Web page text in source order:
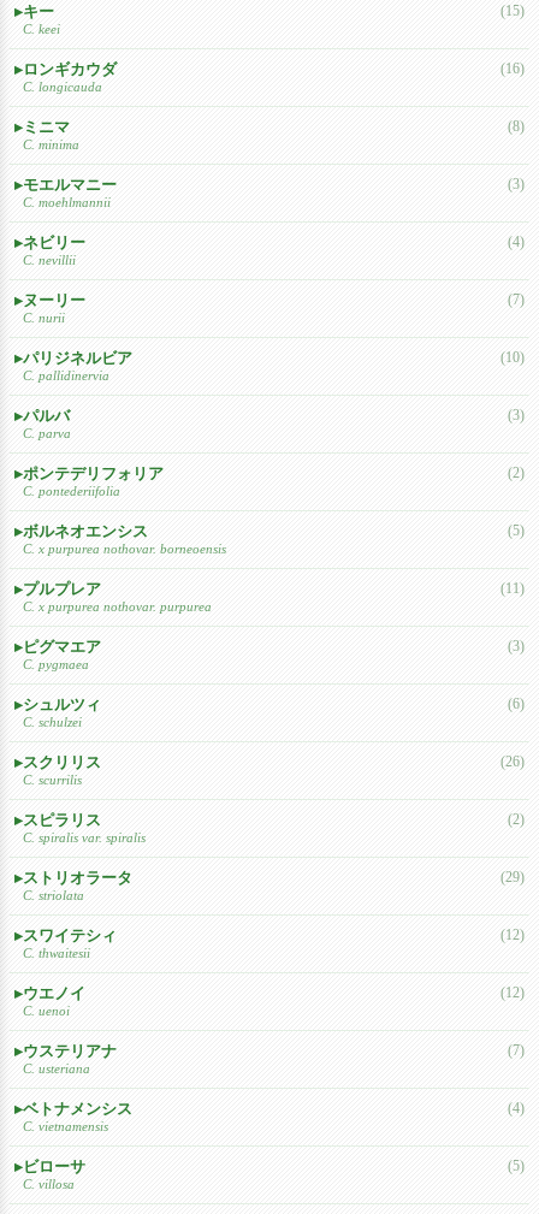
キー
C. keei
(15)
ロンギカウダ
C. longicauda
(16)
ミニマ
C. minima
(8)
モエルマニー
C. moehlmannii
(3)
ネビリー
C. nevillii
(4)
ヌーリー
C. nurii
(7)
パリジネルビア
C. pallidinervia
(10)
パルバ
C. parva
(3)
ポンテデリフォリア
C. pontederiifolia
(2)
ボルネオエンシス
C. x purpurea nothovar. borneoensis
(5)
プルプレア
C. x purpurea nothovar. purpurea
(11)
ピグマエア
C. pygmaea
(3)
シュルツィ
C. schulzei
(6)
スクリリス
C. scurrilis
(26)
スピラリス
C. spiralis var. spiralis
(2)
ストリオラータ
C. striolata
(29)
スワイテシィ
C. thwaitesii
(12)
ウエノイ
C. uenoi
(12)
ウステリアナ
C. usteriana
(7)
ベトナメンシス
C. vietnamensis
(4)
ビローサ
C. villosa
(5)